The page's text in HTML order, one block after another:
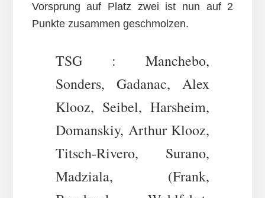
Vorsprung auf Platz zwei ist nun auf 2
Punkte zusammen geschmolzen.
TSG : Manchebo,
Sonders, Gadanac, Alex
Klooz, Seibel, Harsheim,
Domanskiy, Arthur Klooz,
Titsch-Rivero, Surano,
Madziala, (Frank,